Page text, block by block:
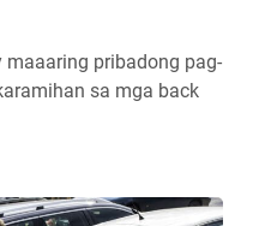
pribadong pag-
sa mga back